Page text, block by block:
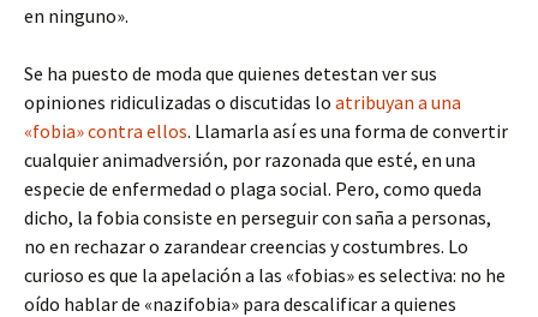
en ninguno».
Se ha puesto de moda que quienes detestan ver sus
opiniones ridiculizadas o discutidas lo atribuyan a una
«fobia» contra ellos. Llamarla así es una forma de convertir
cualquier animadversión, por razonada que esté, en una
especie de enfermedad o plaga social. Pero, como queda
dicho, la fobia consiste en perseguir con saña a personas,
no en rechazar o zarandear creencias y costumbres. Lo
curioso es que la apelación a las «fobias» es selectiva: no he
oído hablar de «nazifobia» para descalificar a quienes